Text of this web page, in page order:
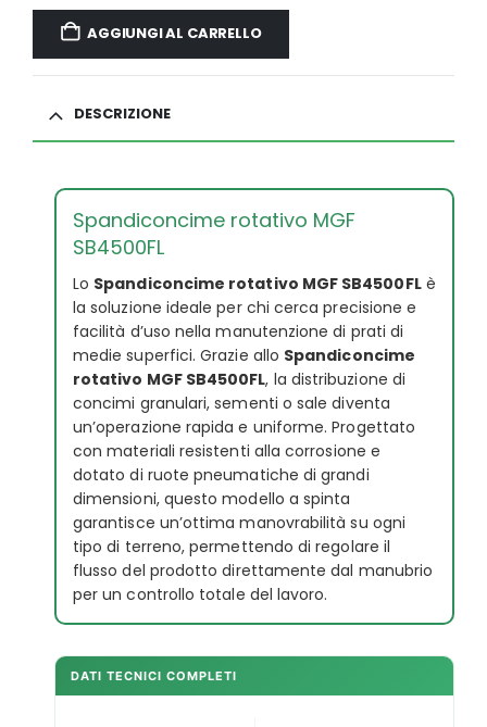
AGGIUNGI AL CARRELLO
DESCRIZIONE
Spandiconcime rotativo MGF
SB4500FL
Lo Spandiconcime rotativo MGF SB4500FLè
la soluzione ideale per chi cerca precisione e
facilità d’uso nella manutenzione di prati di
medie superfici. Grazie allo Spandiconcime
rotativo MGF SB4500FL, la distribuzione di
concimi granulari, sementi o sale diventa
un’operazione rapida e uniforme. Progettato
con materiali resistenti alla corrosione e
dotato di ruote pneumatiche di grandi
dimensioni, questo modello a spinta
garantisce un’ottima manovrabilità su ogni
tipo di terreno, permettendo di regolare il
flusso del prodotto direttamente dal manubrio
per un controllo totale del lavoro.
DATI TECNICI COMPLETI